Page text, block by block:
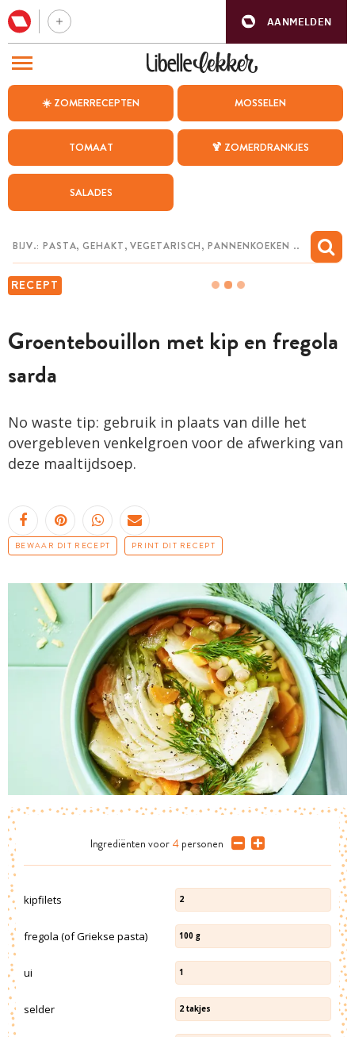
AANMELDEN
☀️ ZOMERRECEPTEN MOSSELEN
TOMAAT 🍹 ZOMERDRANKJES
SALADES
RECEPT
Groentebouillon met kip en fregola
sarda
No waste tip: gebruik in plaats van dille het
overgebleven venkelgroen voor de afwerking van
deze maaltijdsoep.
BEWAAR DIT RECEPT PRINT DIT RECEPT
Ingrediënten voor 4 personen
kipfilets 2
fregola (of Griekse pasta) 100 g
ui 1
selder 2 takjes
BEZOEK ONZE ANDERE WEBSITES
WEEKMENU
CHAT MET MAIA
MIJN BEWAARDE RECEPTEN